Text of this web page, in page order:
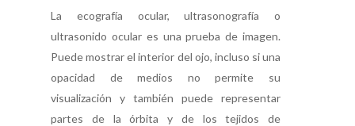
La ecografía ocular, ultrasonografía o
ultrasonido ocular es una prueba de imagen.
Puede mostrar el interior del ojo, incluso si una
opacidad de medios no permite su
visualización y también puede representar
partes de la órbita y de los tejidos de